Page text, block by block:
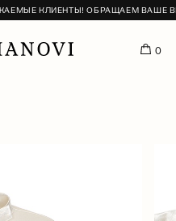
КЛИЕНТЫ! ОБРАЩАЕМ ВАШЕ
0